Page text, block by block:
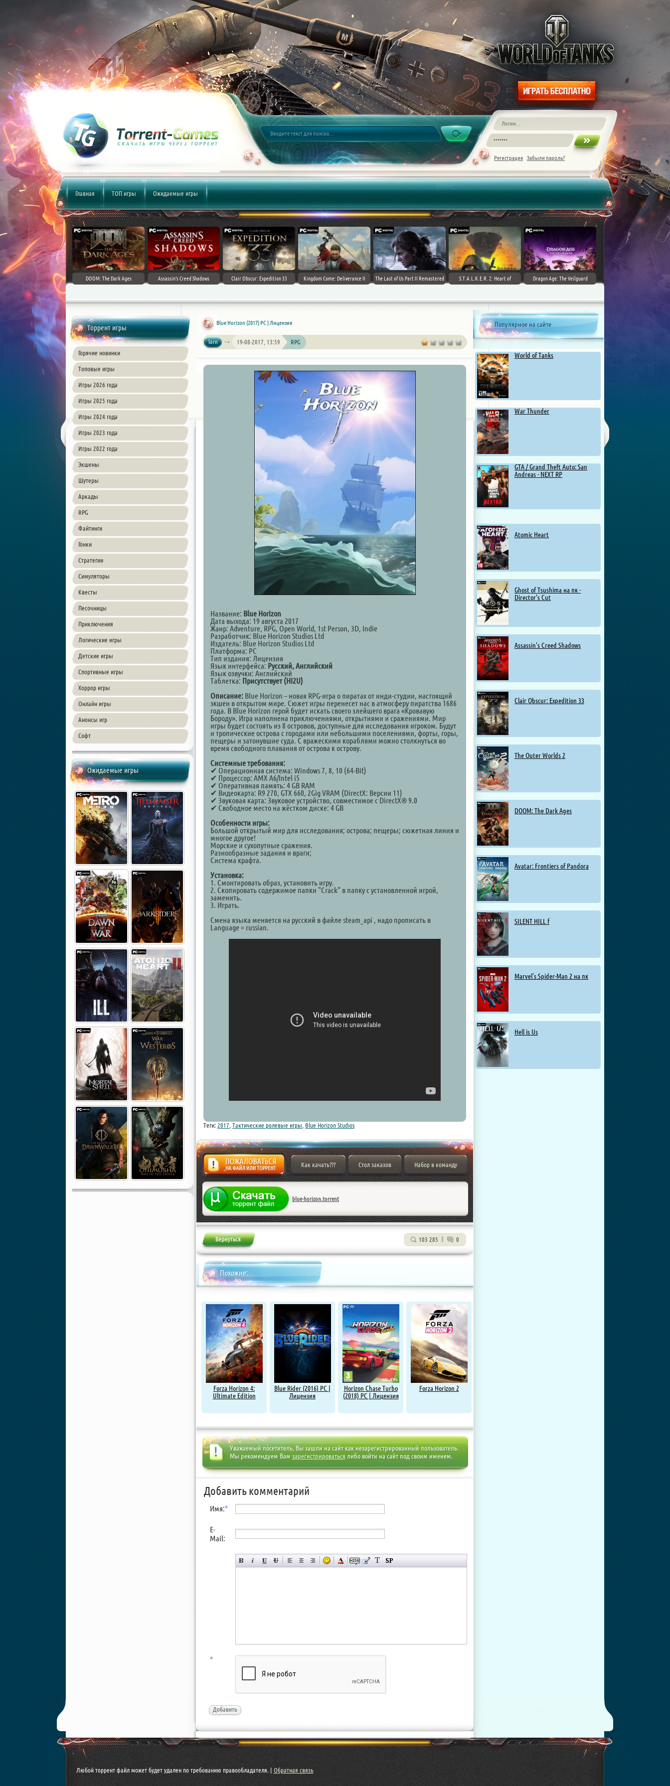
Регистрация Забыли пароль?
Главная ТОП игры Ожидаемые игры
DOOM: The Dark Ages Assassin's Creed Shadows Clair Obscur: Expedition 33 Kingdom Come: Deliverance II The Last of Us Part II Remastered
S.T.A.L.K.E.R. 2: Heart of
Dragon Age: The Veilguard
Торрент игры
Горячие новинки
Топовые игры
Игры 2026 года
Игры 2025 года
Игры 2024 года
Игры 2023 года
Игры 2022 года
Экшены
Шутеры
Аркады
RPG
Файтинги
Гонки
Стратегии
Симуляторы
Квесты
Песочницы
Приключения
Логические игры
Детские игры
Спортивные игры
Хоррор игры
Онлайн игры
Анонсы игр
Софт
Ожидаемые игры
Популярное на сайте
World of Tanks
War Thunder
GTA / Grand Theft Auto: San
Andreas - NEXT RP
Atomic Heart
Ghost of Tsushima на пк -
Director's Cut
Assassin's Creed Shadows
Clair Obscur: Expedition 33
The Outer Worlds 2
DOOM: The Dark Ages
Avatar: Frontiers of Pandora
SILENT HILL f
Marvel’s Spider-Man 2 на пк
Hell is Us
Blue Horizon (2017) PC | Лицензия
lorn 19-08-2017, 13:59 RPG
Название: Blue Horizon
Дата выхода: 19 августа 2017
Жанр: Adventure, RPG, Open World, 1st Person, 3D, Indie
Разработчик: Blue Horizon Studios Ltd
Издатель: Blue Horizon Studios Ltd
Платформа: PC
Тип издания: Лицензия
Язык интерфейса: Русский, Английский
Язык озвучки: Английский
Таблетка: Присутствует (HI2U)
Описание: Blue Horizon – новая RPG-игра о пиратах от инди-студии, настоящий
экшен в открытом мире. Сюжет игры перенесет нас в атмосферу пиратства 1686
года. В Blue Horizon герой будет искать своего злейшего врага «Кровавую
Бороду». Игра наполнена приключениями, открытиями и сражениями. Мир
игры будет состоять из 8 островов, доступные для исследования игроком. Будут
и тропические острова с городами или небольшими поселениями, форты, горы,
пещеры и затонувшие суда. С вражескими кораблями можно столкнуться во
время свободного плавания от острова к острову.
Системные требования:
✔ Операционная система: Windows 7, 8, 10 (64-Bit)
✔ Процессор: AMX A6/Intel i5
✔ Оперативная память: 4 GB RAM
✔ Видеокарта: R9 270, GTX 660, 2Gig VRAM (DirectX: Версии 11)
✔ Звуковая карта: Звуковое устройство, совместимое с DirectX® 9.0
✔ Свободное место на жёстком диске: 4 GB
Особенности игры:
Большой открытый мир для исследования; острова; пещеры; сюжетная линия и
многое другое!
Морские и сухопутные сражения.
Разнообразные задания и враги;
Система крафта.
Установка:
1. Смонтировать образ, установить игру.
2. Скопировать содержимое папки "Crack" в папку с установленной игрой,
заменить.
3. Играть.
Смена языка меняется на русский в файле steam_api , надо прописать в
Language = russian.
Теги: 2017 Тактические ролевые игры Blue Horizon Studios
Жалоба
Как качать??? Стол заказов Набор в команду
blue-horizon.torrent
103 285 0
Похожие:
Forza Horizon 4:
Ultimate Edition
Blue Rider (2016) PC |
Лицензия
Horizon Chase Turbo
(2018) PC | Лицензия
Forza Horizon 2
Уважаемый посетитель, Вы зашли на сайт как незарегистрированный пользователь.
Мы рекомендуем Вам зарегистрироватьсялибо войти на сайт под своим именем.
Добавить комментарий
Имя:*
E-
Mail:
*
Добавить
Любой торрент файл может будет удален по требованию правообладателя. |Обратная связь